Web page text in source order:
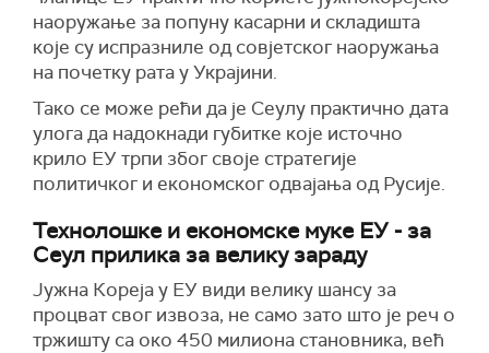
наоружање за попуну касарни и складишта
које су испразниле од совјетског наоружања
на почетку рата у Украјини.
Тако се може рећи да је Сеулу практично дата
улога да надокнади губитке које источно
крило ЕУ трпи због своје стратегије
политичког и економског одвајања од Русије.
Технолошке и економске муке ЕУ - за
Сеул прилика за велику зараду
Јужна Кореја у ЕУ види велику шансу за
процват свог извоза, не само зато што је реч о
тржишту са око 450 милиона становника, већ